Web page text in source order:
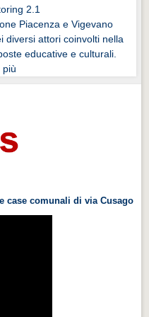
2.1
Piacenza e Vigevano
diversi attori coinvolti nella
educative e culturali.
più
case comunali di via Cusago